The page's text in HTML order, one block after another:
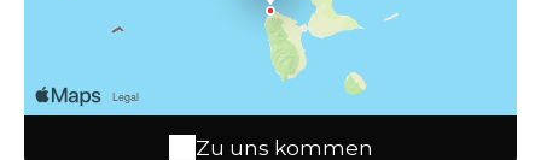
Zu uns kommen